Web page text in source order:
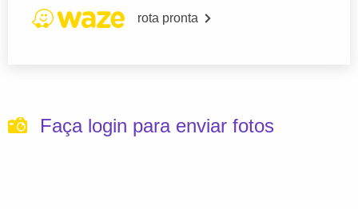
rota pronta
Faça login para enviar fotos